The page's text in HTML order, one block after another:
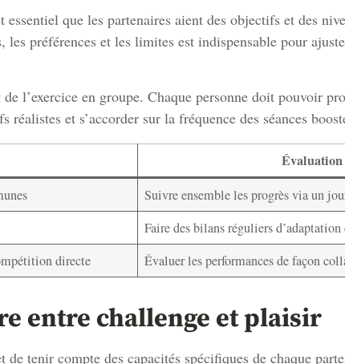
que les partenaires aient des objectifs et des
préférences et les limites est indispensable pour
l’exercice en groupe. Chaque personne doit pouvoir
et s’accorder sur la fréquence des séances
Évaluation
Suivre ensemble les progrès via un
Faire des bilans réguliers d’adaptation
directe Évaluer les performances de façon
entre challenge et plaisir
tenir compte des capacités spécifiques de chaque